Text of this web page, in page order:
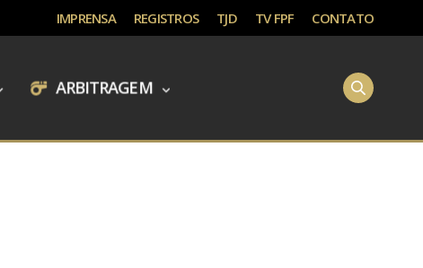
IMPRENSA REGISTROS TJD TV FPF CONTATO
ARBITRAGEM